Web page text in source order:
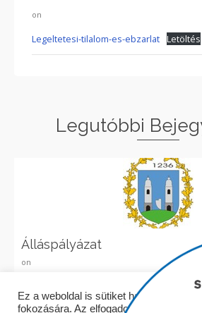
on
Legeltetesi-tilalom-es-ebzarlat Letöltés
Legutóbbi
Álláspályázat
on
Ez a weboldal is sütiket használ a
fokozására. Az elfogadom gombra